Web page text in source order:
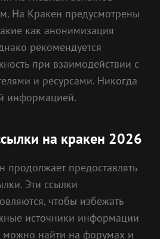
На Кракен предусмотрены
как анонимизация
рекомендуется
при взаимодействии с
и ресурсами. Никогда
информацией.
на кракен 2026
продолжает предоставлять
Эти ссылки
чтобы избежать
источники информации
можно найти на форумах и